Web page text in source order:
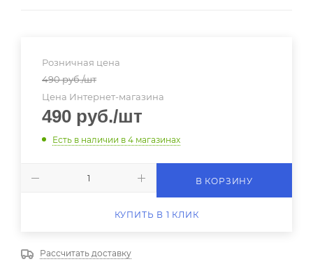
Розничная цена
490руб./шт
Цена Интернет-магазина
490 руб./шт
Есть в наличии в 4 магазинах
В КОРЗИНУ
КУПИТЬ В 1 КЛИК
Рассчитать доставку